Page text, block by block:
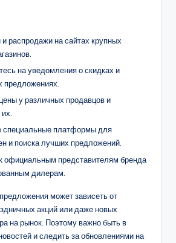
распродажи на сайтах крупных
на уведомления о скидках и
предложениях.
у различных продавцов и
специальные платформы для
и поиска лучших предложений.
официальным представителям бренда
дилерам.
может зависеть от
акций или даже новых
на рынок. Поэтому важно быть в
и следить за обновлениями на